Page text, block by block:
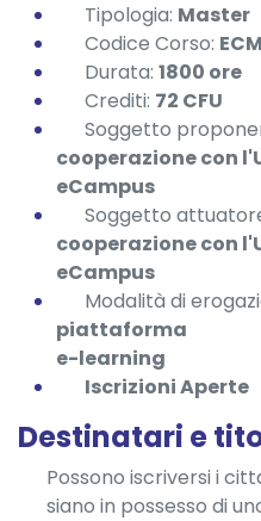
Tipologia: Master
Codice Corso:
Durata: 1800 ore
Crediti: 72 CFU
Soggetto
cooperazione con
eCampus
Soggetto
cooperazione con
eCampus
Modalità di
piattaforma
e-learning
Iscrizioni Aperte
Destinatari e
Possono iscriversi i
siano in possesso di